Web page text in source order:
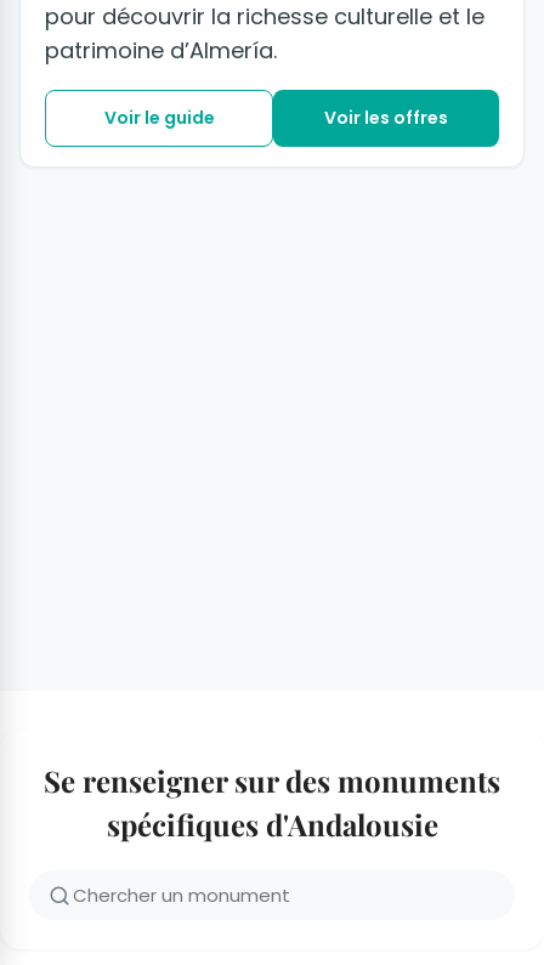
pour découvrir la richesse culturelle et le
patrimoine d’Almería.
Voir le guide Voir les offres
Se renseigner sur des monuments
spécifiques d'Andalousie